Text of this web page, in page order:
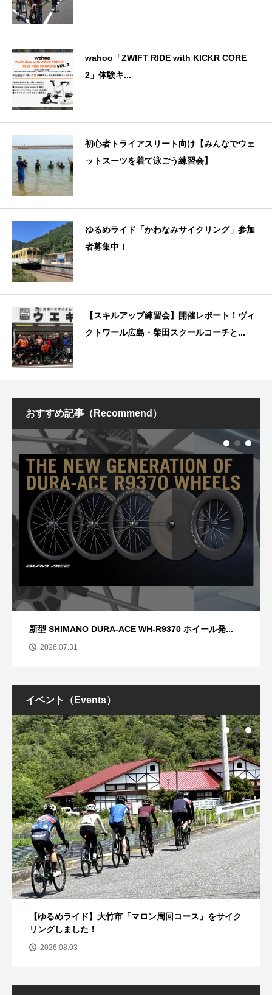
wahoo「ZWIFT RIDE with KICKR CORE
2」体験キ...
初心者トライアスリート向け【みんなでウェ
ットスーツを着て泳ごう練習会】
ゆるめライド「かわなみサイクリング」参加
者募集中！
【スキルアップ練習会】開催レポート！ヴィ
クトワール広島・柴田スクールコーチと...
おすすめ記事（Recommend）
新型 SHIMANO DURA-ACE WH-R9370 ホイール発...
2026.07.31
イベント（Events）
【ゆるめライド】大竹市「マロン周回コース」をサイク
リングしました！
2026.08.03